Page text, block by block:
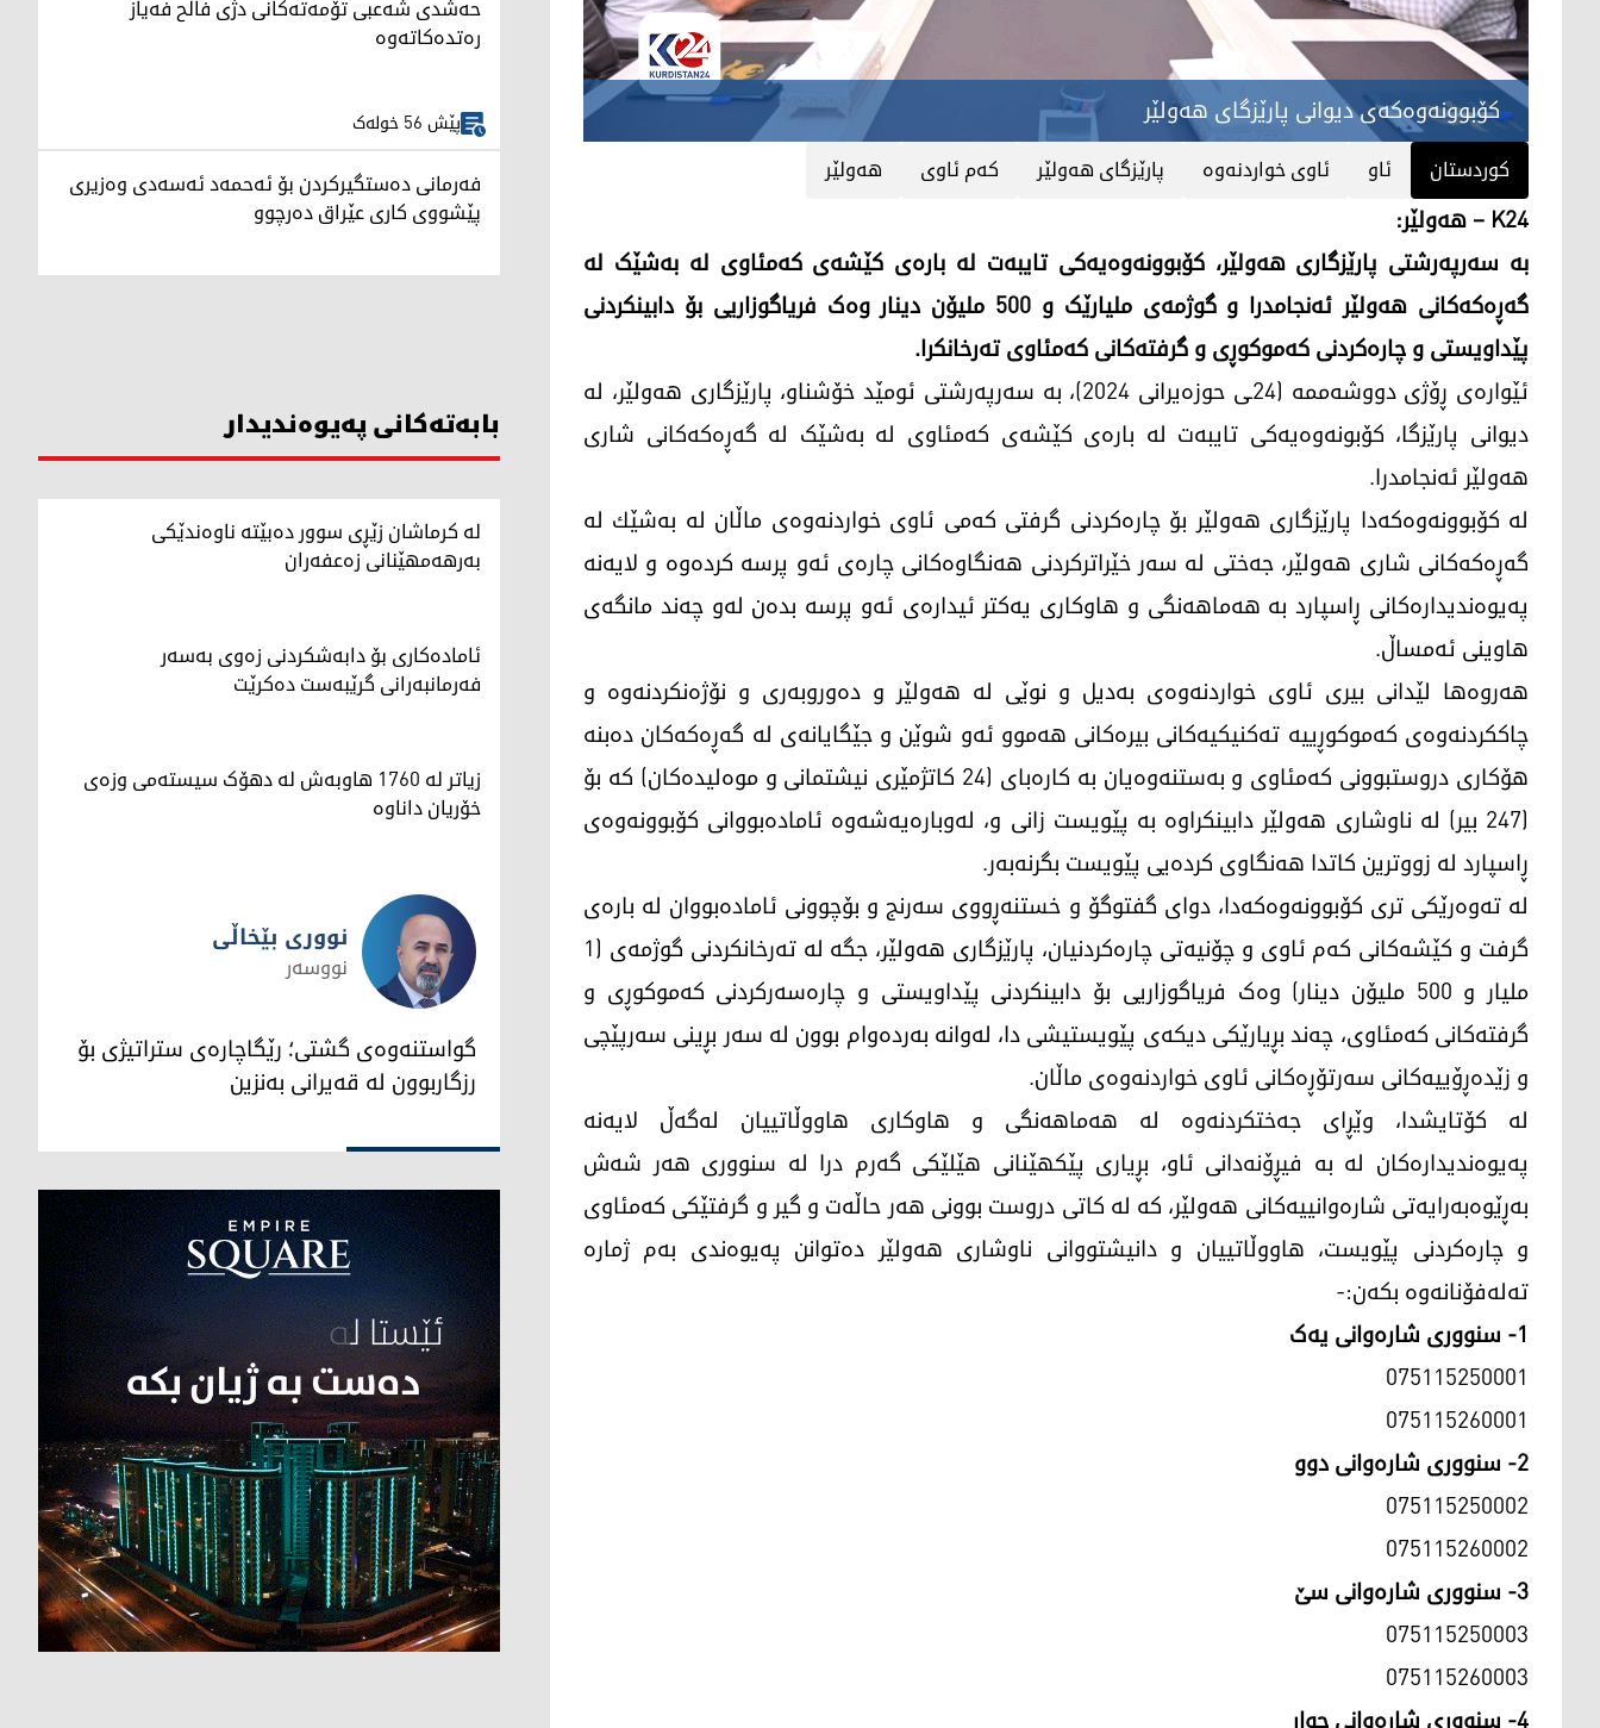
کۆبوونەوەکەی دیوانی پارێزگای هەولێر
کوردستان ئاو ئاوی خواردنه‌وه‌ پارێزگای هه‌ولێر کەم ئاوی هەولێر
K24 – هەولێر:
بە سەرپەرشتى پارێزگاری هەولێر، کۆبوونەوەیەکى تایبەت لە بارەى کێشەى کەمئاوی لە بەشێک لە
گەڕەکەکانى هەولێر ئەنجامدرا و گوژمەى ملیارێک و 500 ملیۆن دینار وەک فریاگوزاریى بۆ دابینکردنى
پێداویستى و چارەکردنى کەموکوڕى و گرفتەکانى کەمئاوى تەرخانکرا.
ئێواره‌ی ڕۆژی دووشه‌ممه (24ـی حوزەیرانی 2024)، بە سەرپەرشتی ئومێد خۆشناو، پارێزگاری هه‌ولێر، له‌
دیوانى پارێزگا، کۆبونەوەیەکی تایبەت لە بارەى کێشەى کەمئاوی لە بەشێک لە گەڕەکەکانى شارى
هەولێر ئەنجامدرا.
لە کۆبوونەوەکەدا پارێزگارى هه‌ولێر بۆ چاره‌كردنی گرفتى كه‌می ئاوی خواردنه‌وه‌ی ماڵان له‌ به‌شێك له‌
گه‌ڕه‌كه‌كانی شارى هه‌ولێر، جەختى له‌ سه‌ر خێراترکردنى هەنگاوەکانى چارەى ئەو پرسە کردەوە و لایەنە
پەیوەندیدارەکانى ڕاسپارد بە هەماهەنگى و هاوکارى یەکتر ئیدارەى ئەو پرسە بدەن لەو چەند مانگەى
هاوینى ئەمساڵ.
هەروەها لێدانى بیرى ئاوى خواردنەوەى بەدیل و نوێی لە هەولێر و دەوروبەرى و نۆژەنکردنەوە و
چاککردنەوەى کەموکوڕییە تەکنیکیەکانى بیرەکانى هەموو ئەو شوێن و جێگایانەى لە گه‌ڕه‌كه‌كان دەبنە
هۆکارى دروستبوونى کەمئاوى و بەستنەوەیان بە کارەباى (24 کاتژمێرى نیشتمانى و موەلیدەکان) کە بۆ
(247 بیر) لە ناوشارى هەولێر دابینکراوە بە پێویست زانى و، لەوبارەیەشەوە ئاماده‌بووانی كۆبوونه‌وه‌ى
ڕاسپارد لە زووترین کاتدا هه‌نگاوی كرده‌یى پێویست بگرنه‌به‌ر.
لە تەوەرێکی تری کۆبوونەوەکەدا، دوای گفتوگۆ و خستنەڕووی سەرنج و بۆچوونی ئاماده‌بووان لە بارەى
گرفت و كێشه‌کانى كه‌م ئاوی و چۆنیەتى چارەکردنیان، پارێزگارى هەولێر، جگە لە تەرخانکردنى گوژمەى (1
ملیار و 500 ملیۆن دینار) وەک فریاگوزاریى بۆ دابینکردنى پێداویستى و چارەسەرکردنى کەموکوڕى و
گرفتەکانى کەمئاوى، چه‌ند بڕیارێكی دیکەی پێویستیشى دا، لەوانە بەردەوام بوون لە سەر بڕینی سه‌رپێچی
و زێده‌ڕۆییه‌كانی سه‌رتۆڕەکانی ئاوی خواردنه‌وه‌ى ماڵان.
لە کۆتایشدا، وێڕاى جەختکردنەوە لە هەماهەنگى و هاوکارى هاووڵاتییان له‌گەڵ لایەنە
پەیوەندیدارەکان لە به‌ فیڕۆنه‌دانی ئاو، بڕیارى پێکهێنانى هێلێکى گەرم درا لە سنوورى هەر شەش
بەڕێوەبەرایەتى شارەوانییەکانى هەولێر، کە لە کاتی دروست بوونی هەر حاڵەت و گیر و گرفتێکى کەمئاوى
و چارەکردنى پێویست، هاووڵاتییان و دانیشتووانى ناوشارى هەولێر دەتوانن پەیوەندى بەم ژمارە
تەلەفۆنانەوە بکەن:-
1- سنوورى شارەوانى یەک
075115250001
075115260001
2- سنوورى شارەوانى دوو
075115250002
075115260002
3- سنوورى شارەوانى سێ
075115250003
075115260003
حەشدی شەعبی تۆمەتەکانی دژی فالح فەیاز
رەتدەکاتەوە
پێش 56 خولەک
فەرمانی دەستگیرکردن بۆ ئەحمەد ئەسەدی وەزیری
پێشووی کاری عێراق دەرچوو
بابەتەکانی پەیوەندیدار
لە کرماشان زێڕی سوور دەبێتە ناوەندێکی
بەرهەمهێنانی زەعفەران
ئامادەکاری بۆ دابەشکردنی زەوی بەسەر
فەرمانبەرانی گرێبەست دەکرێت
زیاتر لە 1760 هاوبەش لە دهۆک سیستەمی وزەی
خۆریان داناوە
نووری بێخاڵی
نووری بێخاڵی
نووسەر
گواستنەوەی گشتی؛ رێگاچارەی ستراتیژی بۆ
رزگاربوون لە قەیرانی بەنزین